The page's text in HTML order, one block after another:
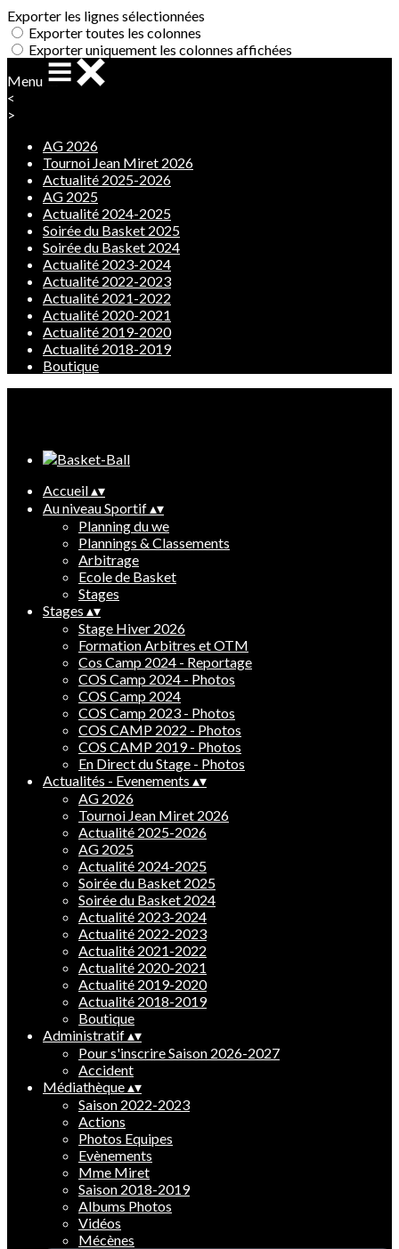
Exporter les lignes sélectionnées
Exporter toutes les colonnes
Exporter uniquement les colonnes affichées
Menu
<
>
AG 2026
Tournoi Jean Miret 2026
Actualité 2025-2026
AG 2025
Actualité 2024-2025
Soirée du Basket 2025
Soirée du Basket 2024
Actualité 2023-2024
Actualité 2022-2023
Actualité 2021-2022
Actualité 2020-2021
Actualité 2019-2020
Actualité 2018-2019
Boutique
Accueil▴▾
Au niveau Sportif▴▾
Planning du we
Plannings & Classements
Arbitrage
Ecole de Basket
Stages
Stages ▴▾
Stage Hiver 2026
Formation Arbitres et OTM
Cos Camp 2024 - Reportage
COS Camp 2024 - Photos
COS Camp 2024
COS Camp 2023 - Photos
COS CAMP 2022 - Photos
COS CAMP 2019 - Photos
En Direct du Stage - Photos
Actualités - Evenements ▴▾
AG 2026
Tournoi Jean Miret 2026
Actualité 2025-2026
AG 2025
Actualité 2024-2025
Soirée du Basket 2025
Soirée du Basket 2024
Actualité 2023-2024
Actualité 2022-2023
Actualité 2021-2022
Actualité 2020-2021
Actualité 2019-2020
Actualité 2018-2019
Boutique
Administratif▴▾
Pour s'inscrire Saison 2026-2027
Accident
Médiathèque▴▾
Saison 2022-2023
Actions
Photos Equipes
Evènements
Mme Miret
Saison 2018-2019
Albums Photos
Vidéos
Mécènes